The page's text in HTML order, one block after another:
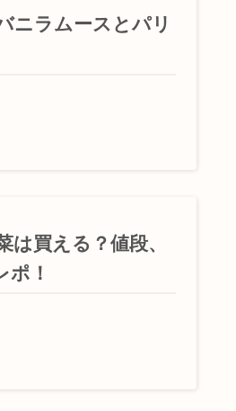
ニラムースとパリ
買える？値段、
ポ！